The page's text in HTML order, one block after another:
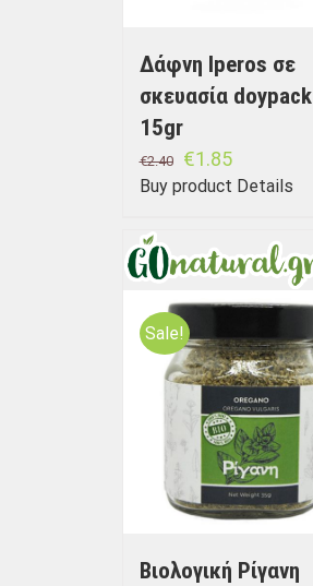
Δάφνη Iperos σε
σκευασία doypack
15gr
€2.40 €1.85
Buy product Details
Sale!
Βιολογική Ρίγανη